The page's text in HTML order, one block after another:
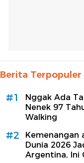
Berita Terpopuler
#1
Nggak Ada
Nenek 97
Walking
#2
Kemenangan
Dunia 2026
Argentina, Ini